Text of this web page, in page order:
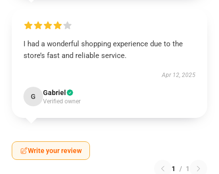
I had a wonderful shopping experience due to the
store’s fast and reliable service.
Apr 12, 2025
G Gabriel
Verified owner
Write your review
1 / 1